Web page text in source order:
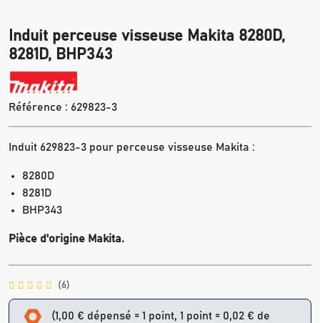
Induit perceuse visseuse Makita 8280D,
8281D, BHP343
Référence : 629823-3
Induit 629823-3 pour perceuse visseuse Makita :
8280D
8281D
BHP343
Pièce d'origine Makita.
(6)
(1,00 € dépensé = 1 point, 1 point = 0,02 € de